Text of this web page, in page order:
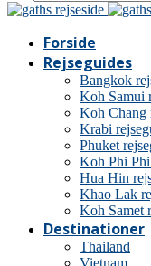
Forside
Rejseguides
Bangkok
Koh Samui
Koh Chang
Krabi
Phuket
Koh Phi
Hua Hin
Khao Lak
Koh Samet
Destinationer
Thailand
Vietnam